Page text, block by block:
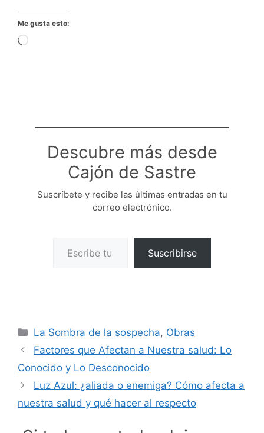
Me gusta esto:
Cargando...
Descubre más desde
Cajón de Sastre
Suscríbete y recibe las últimas entradas en tu
correo electrónico.
Suscribirse
Categorías
La Sombra de la sospecha, Obras
Factores que Afectan a Nuestra salud: Lo
Conocido y Lo Desconocido
Luz Azul: ¿aliada o enemiga? Cómo afecta a
nuestra salud y qué hacer al respecto